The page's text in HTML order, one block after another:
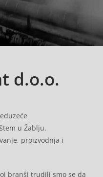
d.o.o.
u Žablju.
proizvodnja i
branši trudili smo se da